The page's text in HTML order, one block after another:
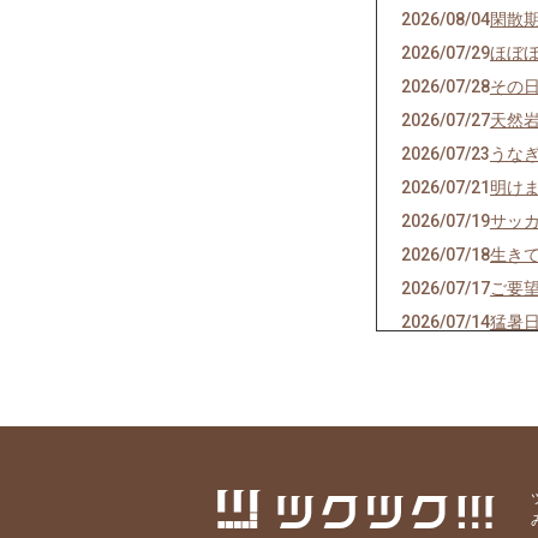
2026/08/04閑散
2026/07/29ほぼ
2026/07/28その
2026/07/27天然
2026/07/23うな
2026/07/21 明け
2026/07/19サッ
2026/07/18生き
2026/07/17ご要
2026/07/14猛暑
2026/07/07七夕
スポ
2026/07/02にっ